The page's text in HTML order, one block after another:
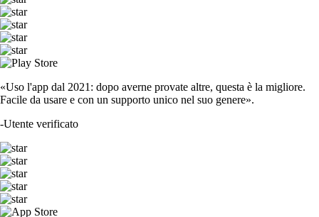
«Uso l'app dal 2021: dopo averne provate altre, questa è la migliore.
Facile da usare e con un supporto unico nel suo genere».
-Utente verificato